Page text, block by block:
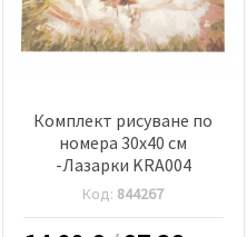
Комплект рисуване по
номера 30x40 см
-Лазарки KRA004
Код: 844267